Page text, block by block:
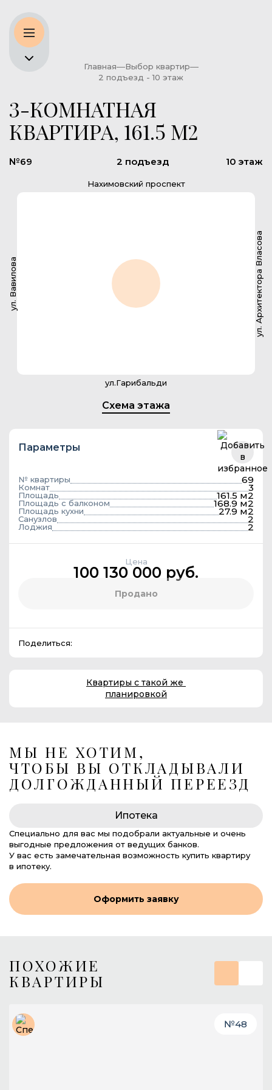
Главная
Выбор квартир
2 подъезд - 10 этаж
3-КОМНАТНАЯ
КВАРТИРА, 161.5 М2
№69 2 подъезд 10 этаж
Квартиры с такой же
планировкой
ул. Вавилова
Нахимовский проспект
ул.Гарибальди
ул. Архитектора Власова
Схема этажа
Параметры
№ квартиры 69
Комнат 3
Площадь 161.5 м2
Площадь с балконом 168.9 м2
Площадь кухни 27.9 м2
Санузлов 2
Лоджия 2
Цена
100 130 000 руб.
Продано
Поделиться:
МЫ НЕ ХОТИМ,
ЧТОБЫ ВЫ ОТКЛАДЫВАЛИ
ДОЛГОЖДАННЫЙ ПЕРЕЕЗД
Ипотека
Специально для вас мы подобрали актуальные и очень
выгодные предложения от ведущих банков.
У вас есть замечательная возможность купить квартиру
в ипотеку.
Оформить заявку
ПОХОЖИЕ
КВАРТИРЫ
№48